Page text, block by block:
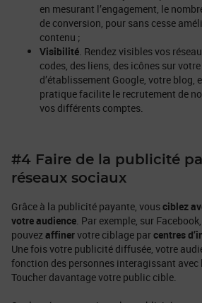
en mesurant l’engagement, le
de conversion, pour sans cesse
contenu ;
Visibilité. Rendez visibles vos
codes, des liens, des icônes sur
d’établissement Google, votre blog,
pratique facilite le recrutement de
vos différents comptes.
#4 Faire de la publicité
réseaux sociaux
Grâce à la publicité payante, vousciblez
votre audience. Par exemple, sur
pouvezaffinervotre ciblage parcentres
Une fois votre publicité diffusée, votre
fonction des personnes interagissant avec
Toucher davantage votre public cible.